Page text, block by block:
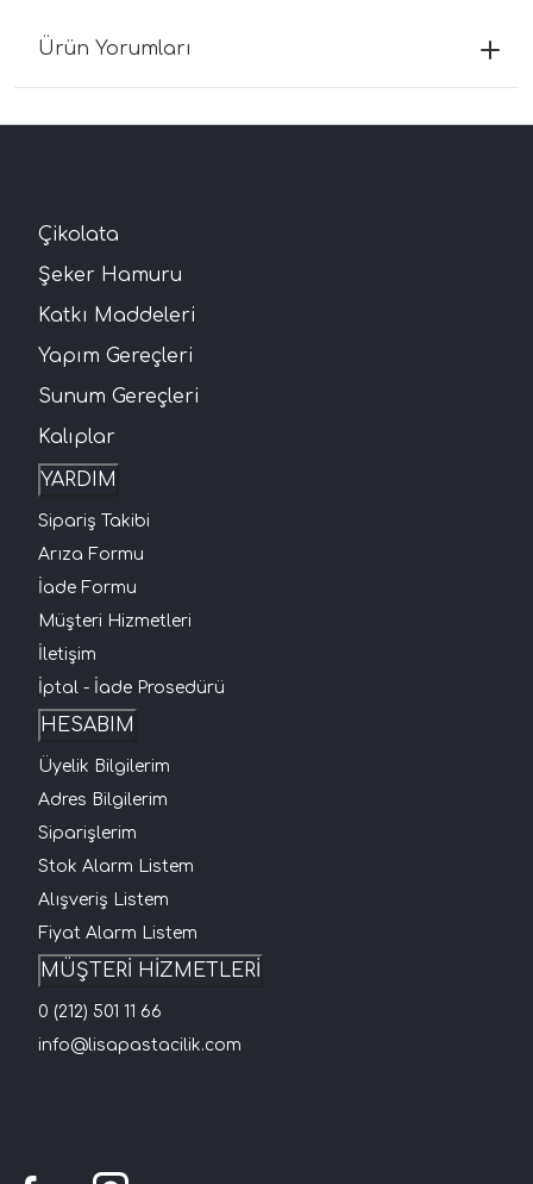
Ürün Yorumları
Çikolata
Şeker Hamuru
Katkı Maddeleri
Yapım Gereçleri
Sunum Gereçleri
Kalıplar
YARDIM
Sipariş Takibi
Arıza Formu
İade Formu
Müşteri Hizmetleri
İletişim
İptal - İade Prosedürü
HESABIM
Üyelik Bilgilerim
Adres Bilgilerim
Siparişlerim
Stok Alarm Listem
Alışveriş Listem
Fiyat Alarm Listem
MÜŞTERİ HİZMETLERİ
0 (212) 501 11 66
info@lisapastacilik.com